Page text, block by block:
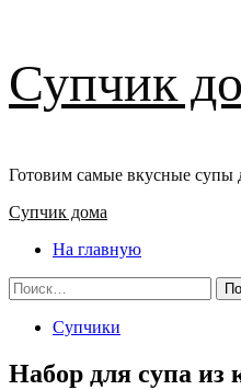
к
содержимому
Супчик
Готовим самые вкусные супы
Основное
Супчик дома
На главную
Найти:
Супчики
Набор для супа из